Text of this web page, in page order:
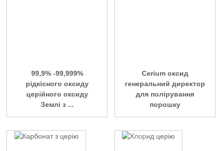
99,9% -99,999%
рідкісного оксиду
церійного оксиду
Землі з ...
Cerium оксид
генеральний директор
для полірування
порошку